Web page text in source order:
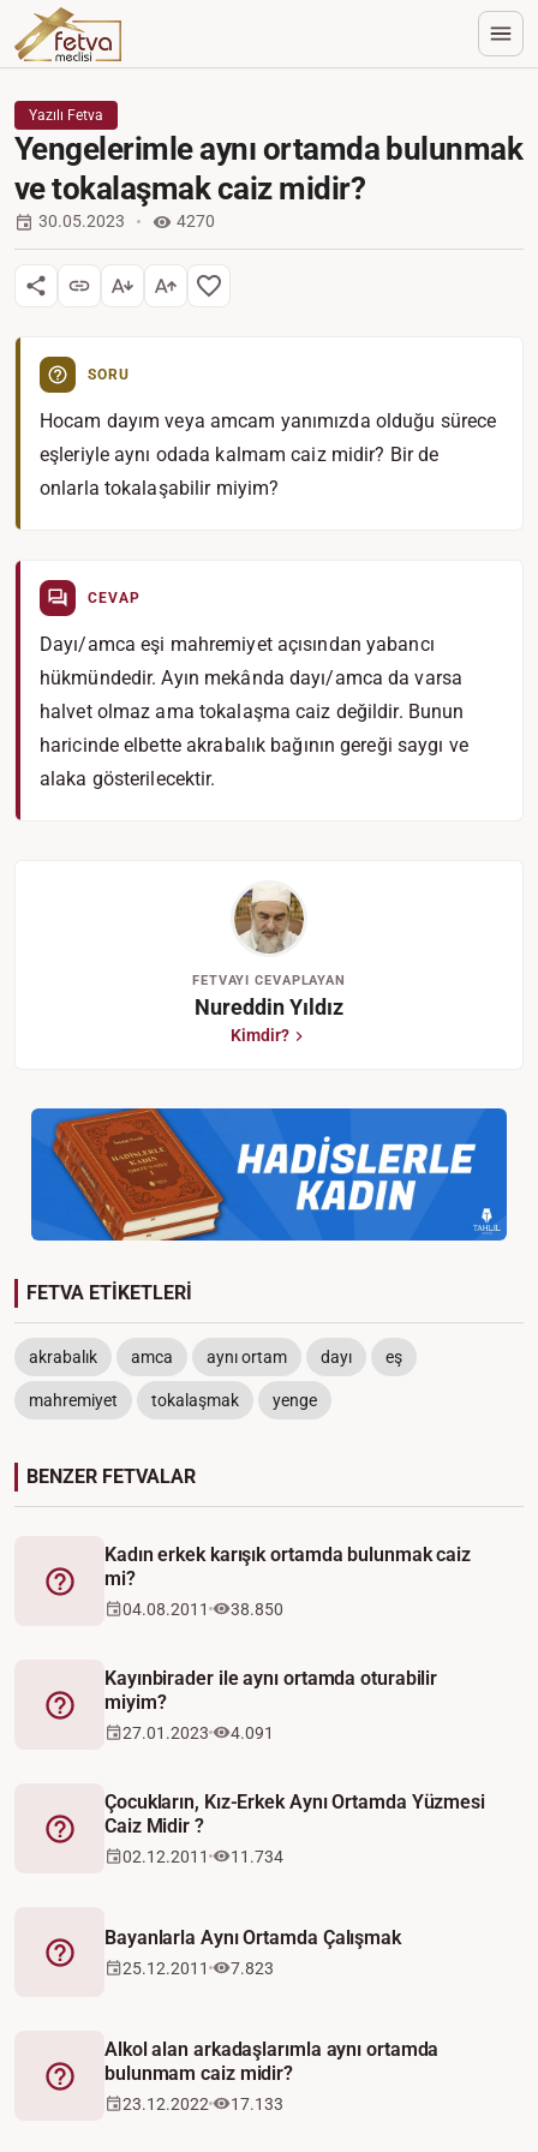
Yazılı Fetva
Yengelerimle aynı ortamda bulunmak
ve tokalaşmak caiz midir?
30.05.2023 4270
SORU
Hocam dayım veya amcam yanımızda olduğu sürece
eşleriyle aynı odada kalmam caiz midir? Bir de
onlarla tokalaşabilir miyim?
CEVAP
Dayı/amca eşi mahremiyet açısından yabancı
hükmündedir. Ayın mekânda dayı/amca da varsa
halvet olmaz ama tokalaşma caiz değildir. Bunun
haricinde elbette akrabalık bağının gereği saygı ve
alaka gösterilecektir.
FETVAYI CEVAPLAYAN
Nureddin Yıldız
Kimdir?
FETVA ETİKETLERİ
akrabalık amca aynı ortam dayı eş
mahremiyet tokalaşmak yenge
BENZER FETVALAR
Fetva
Kadın erkek karışık ortamda bulunmak caiz
mi?
04.08.2011 38.850
Fetva
Kayınbirader ile aynı ortamda oturabilir
miyim?
27.01.2023 4.091
Fetva
Çocukların, Kız-Erkek Aynı Ortamda Yüzmesi
Caiz Midir ?
02.12.2011 11.734
Fetva
Bayanlarla Aynı Ortamda Çalışmak
25.12.2011 7.823
Fetva
Alkol alan arkadaşlarımla aynı ortamda
bulunmam caiz midir?
23.12.2022 17.133